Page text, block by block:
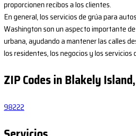
proporcionen recibos a los clientes.
En general, los servicios de grúa para
Washington son un aspecto importante
urbana, ayudando a mantener las calles
los residentes, los negocios y los servicios
ZIP Codes in Blakely
98222